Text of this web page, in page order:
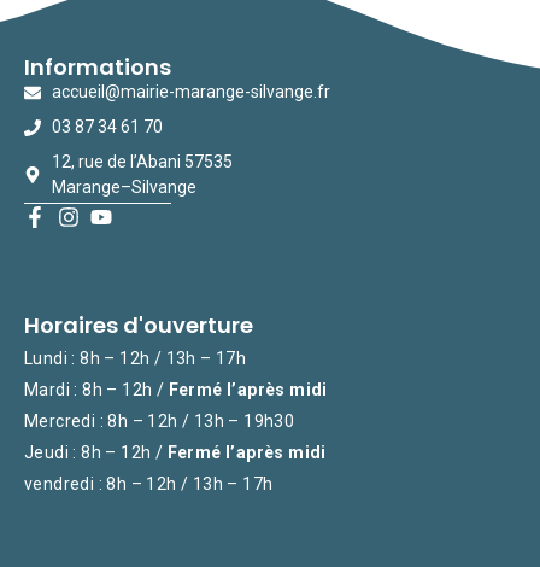
Informations
accueil@mairie-marange-silvange.fr
03 87 34 61 70
12, rue de l’Abani 57535
Marange–Silvange
Horaires d'ouverture
Lundi : 8h – 12h / 13h – 17h
Mardi : 8h – 12h / Fermé l’après midi
Mercredi : 8h – 12h / 13h – 19h30
Jeudi : 8h – 12h / Fermé l’après midi
vendredi : 8h – 12h / 13h – 17h